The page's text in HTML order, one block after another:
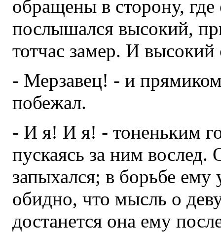
обращены в сторону, где
послышался высокий,
тотчас замер. И высокий
- Мерзавец! - и
побежал.
- И я! И я! - тоненьким
пускаясь за ним
запыхался; в борьбе
обидно, что мысль о
достанется она ему